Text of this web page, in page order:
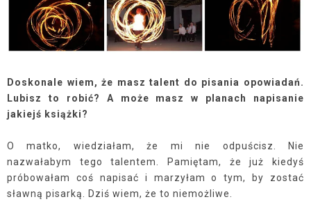
Doskonale wiem, że masz talent do pisania opowiadań.
Lubisz to robić? A może masz w planach napisanie
jakiejś książki?
O matko, wiedziałam, że mi nie odpuścisz. Nie
nazwałabym tego talentem. Pamiętam, że już kiedyś
próbowałam coś napisać i marzyłam o tym, by zostać
sławną pisarką. Dziś wiem, że to niemożliwe.